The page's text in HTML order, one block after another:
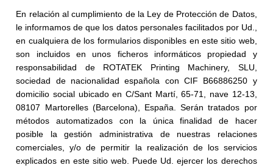
En relación al cumplimiento de la Ley de Protección de Datos,
le informamos de que los datos personales facilitados por Ud.,
en cualquiera de los formularios disponibles en este sitio web,
son incluidos en unos ficheros informáticos propiedad y
responsabilidad de ROTATEK Printing Machinery, SLU,
sociedad de nacionalidad española con CIF B66886250 y
domicilio social ubicado en C/Sant Martí, 65-71, nave 12-13,
08107 Martorelles (Barcelona), España. Serán tratados por
métodos automatizados con la única finalidad de hacer
posible la gestión administrativa de nuestras relaciones
comerciales, y/o de permitir la realización de los servicios
explicados en este sitio web. Puede Ud. ejercer los derechos